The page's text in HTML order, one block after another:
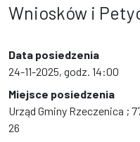
Wniosków i
Data posiedzenia
24-11-2025, godz. 14:00
Miejsce posiedzenia
Urząd Gminy Rzeczenica ;
26